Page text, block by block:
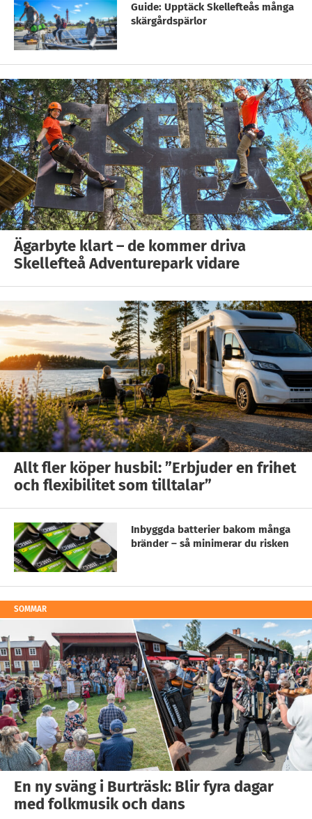
Guide: Upptäck Skellefteås många
skärgårdspärlor
Ägarbyte klart – de kommer driva
Skellefteå Adventurepark vidare
Allt fler köper husbil: ”Erbjuder en frihet
och flexibilitet som tilltalar”
Inbyggda batterier bakom många
bränder – så minimerar du risken
SOMMAR
En ny sväng i Burträsk: Blir fyra dagar
med folkmusik och dans